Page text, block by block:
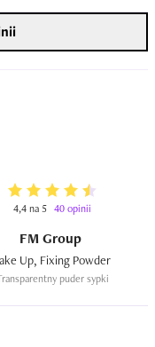
ilość
sam puder ma
szybko, że nic
który daje ładny
trwały.
spełnia
4,4 na 5 40 opinii
FM Group
puder sypki